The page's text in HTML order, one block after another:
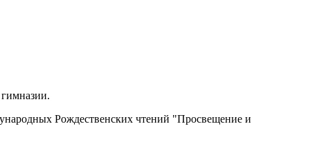
Рождественских чтений "Просвещение и